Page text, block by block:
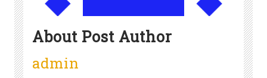
About Post Author
admin